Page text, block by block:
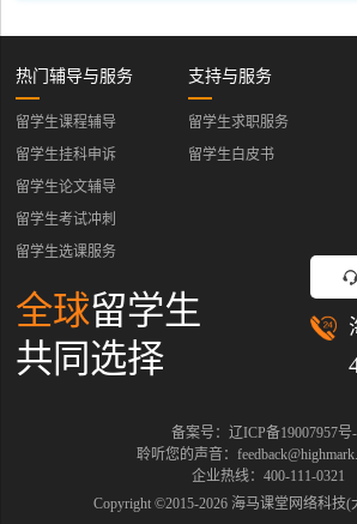
热门辅导与服务
留学生课程辅导
留学生挂科申诉
留学生论文辅导
留学生考试冲刺
留学生选课服务
支持与服务
留学生求职服务
留学生白皮书
全球留学生
共同选择
备案号：辽ICP备19007957号
聆听您的声音：
企业热线：400-111-0321
Copyright ©2015-2026 海马课堂网络科技(